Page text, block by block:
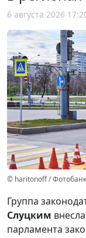
6 августа 2026
© haritonoff / Фотобанк
Группа
Слуцким
парламента